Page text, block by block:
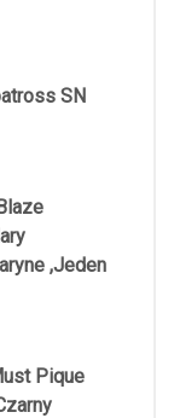
SN
,Jeden
Pique